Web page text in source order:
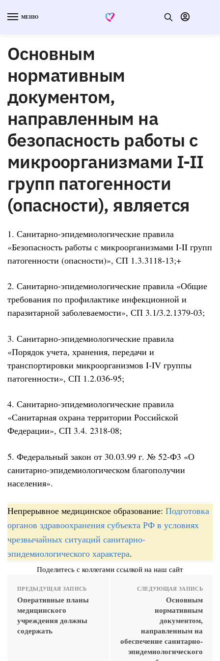
МЕНЮ
Основным
нормативным
документом,
направленным на
безопасность работы с
микроорганизмами I-II
групп патогенности
(опасности), является
1. Санитарно-эпидемиологические правила
«Безопасность работы с микроорганизмами I-II групп
патогенности (опасности)», СП 1.3.3118-13;+
2. Санитарно-эпидемиологические правила «Общие
требования по профилактике инфекционной и
паразитарной заболеваемости», СП 3.1/3.2.1379-03;
3. Санитарно-эпидемиологические правила
«Порядок учета, хранения, передачи и
транспортировки микроорганизмов I-IV группы
патогенности», СП 1.2.036-95;
4. Санитарно-эпидемиологические правила
«Санитарная охрана территории Российской
Федерации», СП 3.4. 2318-08;
5. Федеральный закон от 30.03.99 г. № 52-Ф3 «О
санитарно-эпидемиологическом благополучии
населения».
Непрерывное медицинское образование: Подготовка
органов здравоохранения субъекта РФ в условиях
чрезвычайных ситуаций санитарно-
эпидемиологического характера.
Поделитесь с коллегами ссылкой на наш сайт
ПРЕДЫДУЩАЯ ЗАПИСЬ
Оперативные планы
медицинского
учреждения должны
содержать
СЛЕДУЮЩАЯ ЗАПИСЬ
Основным
нормативным
документом,
направленным на
обеспечение санитарно-
эпидемиологического